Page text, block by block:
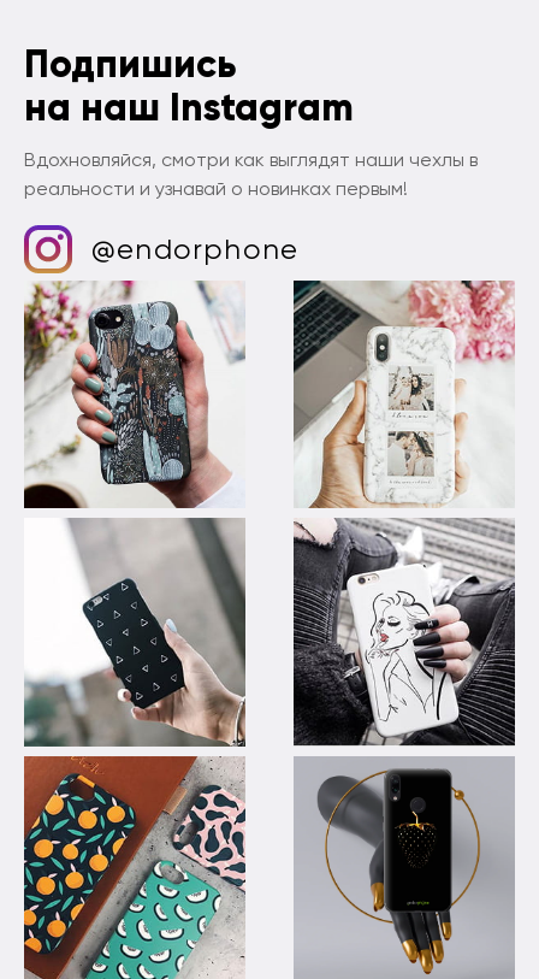
Подпишись
на наш Instagram
Вдохновляйся, смотри как выглядят наши чехлы в
реальности и узнавай о новинках первым!
@endorphone